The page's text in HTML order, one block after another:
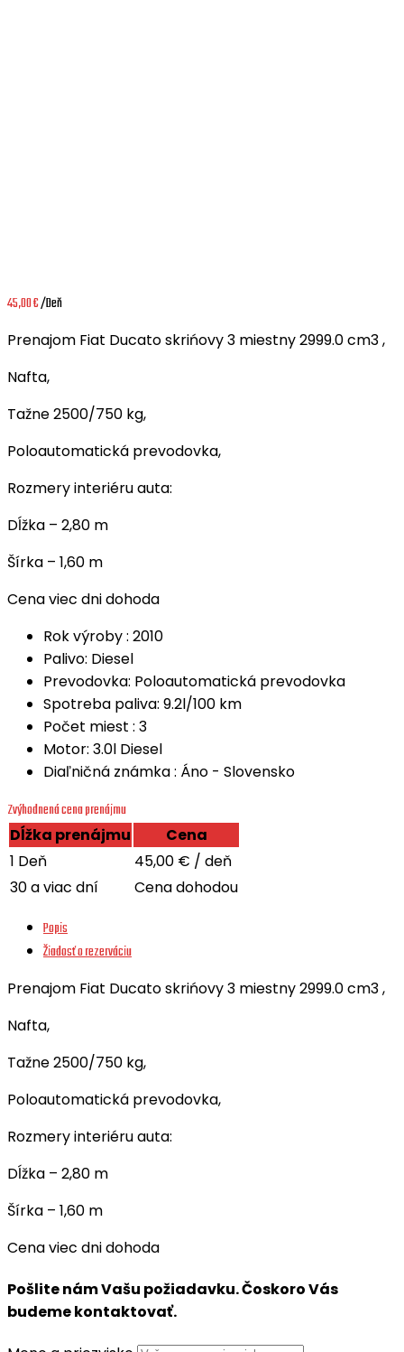
45,00€/Deň
Prenajom Fiat Ducato skrińovy 3 miestny 2999.0 cm3 ,
Nafta,
Tažne 2500/750 kg,
Poloautomatická prevodovka,
Rozmery interiéru auta:
Dĺžka – 2,80 m
Šírka – 1,60 m
Cena viec dni dohoda
Rok výroby : 2010
Palivo: Diesel
Prevodovka: Poloautomatická prevodovka
Spotreba paliva: 9.2l/100 km
Počet miest : 3
Motor: 3.0l Diesel
Diaľničná známka : Áno - Slovensko
Zvýhodnená cena prenájmu
Dĺžka prenájmu
Cena
1 Deň
45,00 € / deň
30 a viac dní
Cena dohodou
Popis
Žiadosť o rezerváciu
Prenajom Fiat Ducato skrińovy 3 miestny 2999.0 cm3 ,
Nafta,
Tažne 2500/750 kg,
Poloautomatická prevodovka,
Rozmery interiéru auta:
Dĺžka – 2,80 m
Šírka – 1,60 m
Cena viec dni dohoda
Pošlite nám Vašu požiadavku. Čoskoro Vás
budeme kontaktovať.